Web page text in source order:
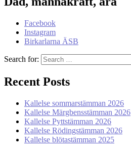
Facebook
Instagram
Birkarlarna ÄSB
Search for:
Recent Posts
Kallelse sommarstämman 2026
Kallelse Märgbensstämman 2026
Kallelse Pyttstämman 2026
Kallelse Rödingstämman 2026
Kallelse blötastämman 2025